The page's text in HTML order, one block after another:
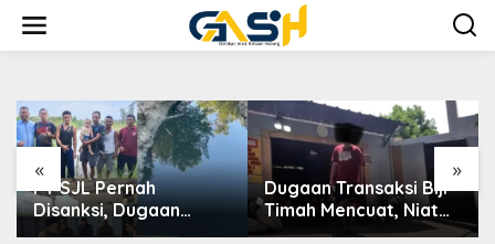
konten
« »
PT SJL Pernah
Disanksi, Dugaan
Limbah Kembali
Dugaan Transaksi Biji
Timah Mencuat, Niat
Ingin konfirmasi Kanit